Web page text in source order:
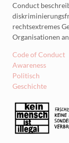
Conduct
rechtsextremes
Organisationen
Code of Conduct
Awareness
Politisch
Geschichte